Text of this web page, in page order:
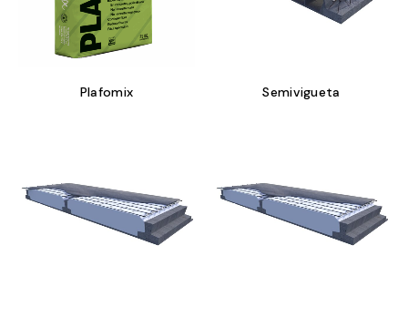
Plafomix Semivigueta